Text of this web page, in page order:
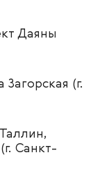
Даяны
(г.
Санкт-